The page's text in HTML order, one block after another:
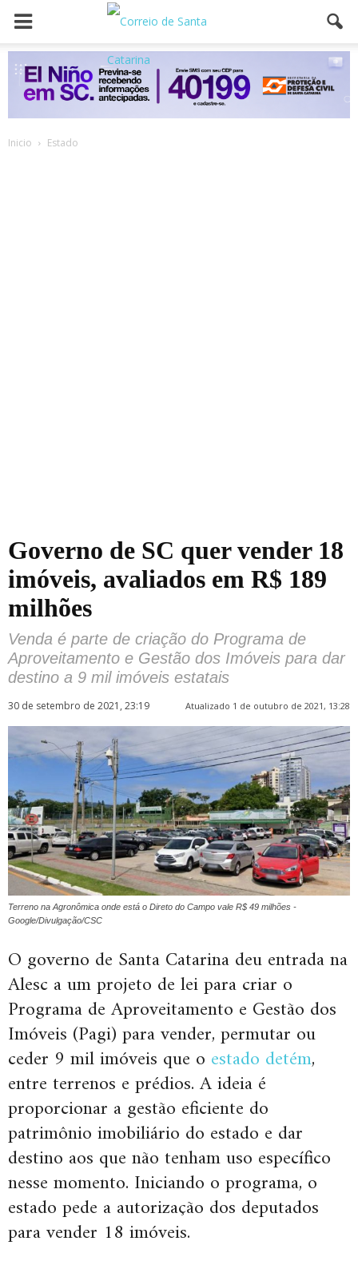
Inicio Estado
Governo de SC quer vender 18
imóveis, avaliados em R$ 189
milhões
Venda é parte de criação do Programa de
Aproveitamento e Gestão dos Imóveis para dar
destino a 9 mil imóveis estatais
30 de setembro de 2021, 23:19 Atualizado 1 de outubro de 2021, 13:28
Terreno na Agronômica onde está o Direto do Campo vale R$ 49 milhões -
Google/Divulgação/CSC
O governo de Santa Catarina deu entrada na
Alesc a um projeto de lei para criar o
Programa de Aproveitamento e Gestão dos
Imóveis (Pagi) para vender, permutar ou
ceder 9 mil imóveis que o estado detém,
entre terrenos e prédios. A ideia é
proporcionar a gestão eficiente do
patrimônio imobiliário do estado e dar
destino aos que não tenham uso específico
nesse momento. Iniciando o programa, o
estado pede a autorização dos deputados
para vender 18 imóveis.